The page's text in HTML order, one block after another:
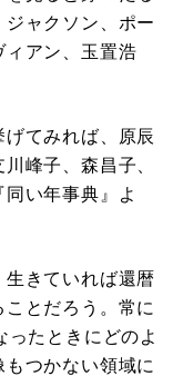
ャクソン、ポー
ィアン、玉置浩
てみれば、原辰
峰子、森昌子、
い年事典』よ
きていれば還暦
とだろう。常に
たときにどのよ
つかない領域に